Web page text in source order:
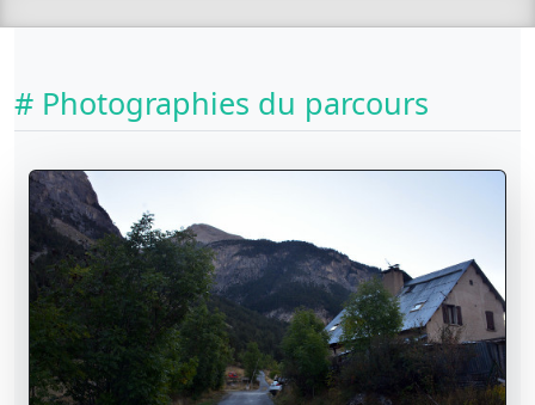
# Photographies du parcours